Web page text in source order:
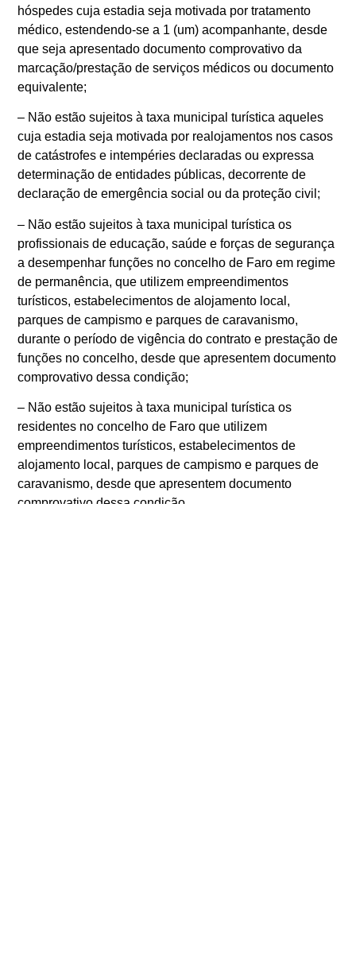
hóspedes cuja estadia seja motivada por tratamento
médico, estendendo-se a 1 (um) acompanhante, desde
que seja apresentado documento comprovativo da
marcação/prestação de serviços médicos ou documento
equivalente;
– Não estão sujeitos à taxa municipal turística aqueles
cuja estadia seja motivada por realojamentos nos casos
de catástrofes e intempéries declaradas ou expressa
determinação de entidades públicas, decorrente de
declaração de emergência social ou da proteção civil;
– Não estão sujeitos à taxa municipal turística os
profissionais de educação, saúde e forças de segurança
a desempenhar funções no concelho de Faro em regime
de permanência, que utilizem empreendimentos
turísticos, estabelecimentos de alojamento local,
parques de campismo e parques de caravanismo,
durante o período de vigência do contrato e prestação de
funções no concelho, desde que apresentem documento
comprovativo dessa condição;
– Não estão sujeitos à taxa municipal turística os
residentes no concelho de Faro que utilizem
empreendimentos turísticos, estabelecimentos de
alojamento local, parques de campismo e parques de
caravanismo, desde que apresentem documento
comprovativo dessa condição.